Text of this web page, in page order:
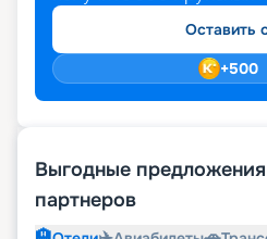
Оставить
+500
Выгодные
партнеров